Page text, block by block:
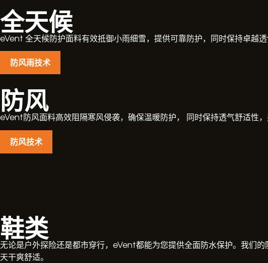
全天候
eVent 全天候防护面料有效抵御小雨细雪，提供可靠防护，同时保持卓越透
防风雨技术
防风
eVent防风面料高效阻隔寒风侵袭，确保温暖防护， 同时保持透气舒适性，
防风技术
鞋类
无论是户外探险还是都市穿行，eVent都能为您提供全面防水保护。我们
天干爽舒适。